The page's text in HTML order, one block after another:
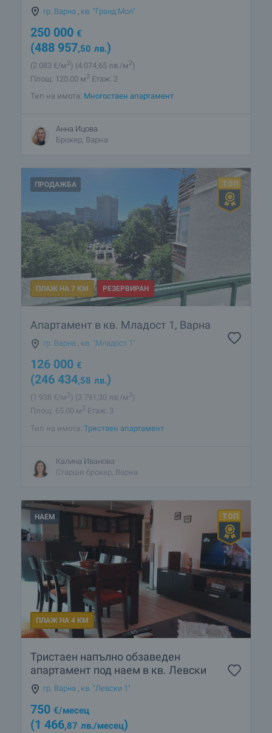
гр. Варна кв. "Гранд Мол"
250 000 €
(488 957,50 лв.)
(2 083 €/м2) (4 074 ,65 лв./м2)
Площ: 120.00 м2 Етаж: 2
Тип на имота: Многостаен апартамент
Анна Ицова
Брокер, Варна
ПРОДАЖБА
ПЛАЖ НА 7 КМ РЕЗЕРВИРАН
Апартамент в кв. Младост 1, Варна
гр. Варна кв. "Младост 1"
126 000 €
(246 434,58 лв.)
(1 938 €/м 2) (3 791 ,30 лв./м 2)
Площ: 65.00 м 2 Етаж: 3
Тип на имота: Тристаен апартамент
Калина Иванова
Старши брокер, Варна
НАЕМ
ПЛАЖ НА 4 КМ
Тристаен напълно обзаведен
апартамент под наем в кв. Левски
гр. Варна , кв. "Левски 1"
750 €/месец
(1 466,87 лв./месец)